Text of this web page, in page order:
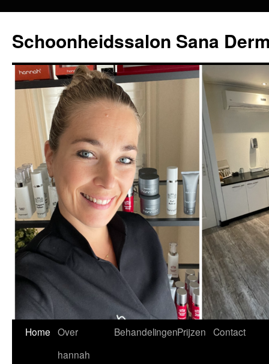
Schoonheidssalon Sana
Spring
Home Over
hannah
BehandelingenPrijzen Contact